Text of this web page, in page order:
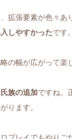
拡張要素が色々あ
しやすかったです。
の幅が広がって楽
氏族の追加ですね。
ります。
プレイでもやりご